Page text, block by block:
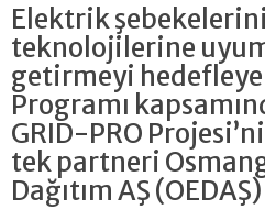
Elektrik
teknolojilerine
getirmeyi
Programı
GRID-PRO
tek partneri
Dağıtım AŞ